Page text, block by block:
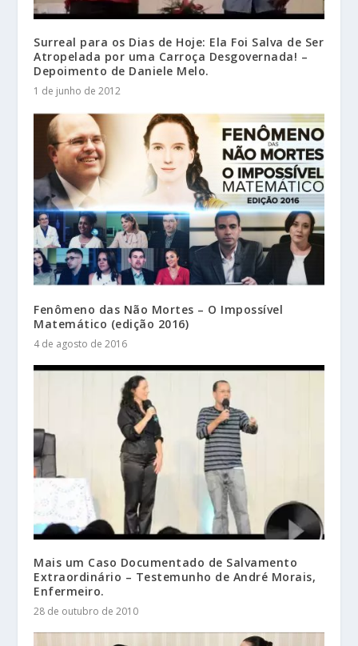
Surreal para os Dias de Hoje: Ela Foi Salva de Ser
Atropelada por uma Carroça Desgovernada! –
Depoimento de Daniele Melo.
1 de junho de 2012
Fenômeno das Não Mortes – O Impossível
Matemático (edição 2016)
4 de agosto de 2016
Mais um Caso Documentado de Salvamento
Extraordinário – Testemunho de André Morais,
Enfermeiro.
28 de outubro de 2010